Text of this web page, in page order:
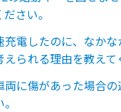
さい。
充電したのに、なか
えられる理由を教えて
両に傷があった場合